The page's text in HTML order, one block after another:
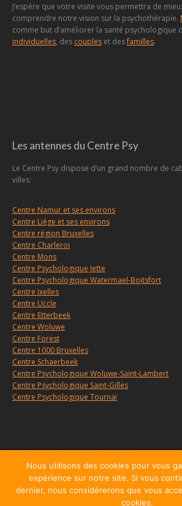
J’espère que votre visite vous permettra de
comprendre notre vision sur la psychothérapie.
comme but d’améliorer la santé psychologique
individuelles, des couples et desfamilles.
Les antennes du Centre Psy
Le Centre Psy dispose d’un grand nombre de
villes:
Centre Namur et ses environs
Centre Liège et ses environs
Centre région Bruxelles
Centre Charleroi
Centre Mons
Centre Psychologique Jette
Centre Psychologique Watermael-Boitsfort
Centre Ixelles
Centre Uccle
Centre Etterbeek
Centre Woluwe
Centre Forest
Centre 1000 Bruxelles
Centre Schaerbeek
Centre Psychologique Woluwe-Saint-Lambert
Centre Psychologique Saint-Gilles
Centre Psychologique Tournai
Copyright © 2010, 2026Centre d'Hypnose
Charleroi, tous droits
Nous utilisons des cookies pour vous
expérience sur notre site. Si vous
dernier, nous considérerons que vous
cookies.